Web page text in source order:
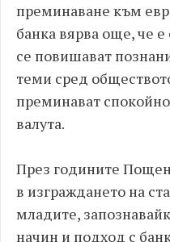
преминаване към
банка вярва още, че
се повишават
теми сред
преминават
валута.
През годините
в изграждането на
младите,
начин и подход с